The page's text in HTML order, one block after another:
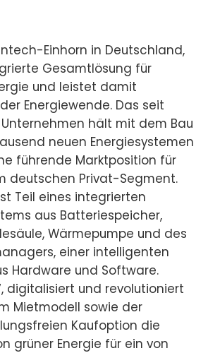
Einhorn in Deutschland,
Gesamtlösung für
und leistet damit
Energiewende. Das seit
hält mit dem Bau
neuen Energiesystemen
führende Marktposition für
deutschen Privat-Segment.
Teil eines integrierten
aus Batteriespeicher,
Wärmepumpe und des
einer intelligenten
Hardware und Software.
digitalisiert und revolutioniert
Mietmodell sowie der
Kaufoption die
grüner Energie für ein von